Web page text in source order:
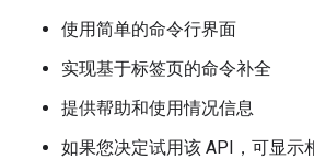
使用简单的命令行界面
实现基于标签页的命令补全
提供帮助和使用情况信息
如果您决定试用该 API，可显示